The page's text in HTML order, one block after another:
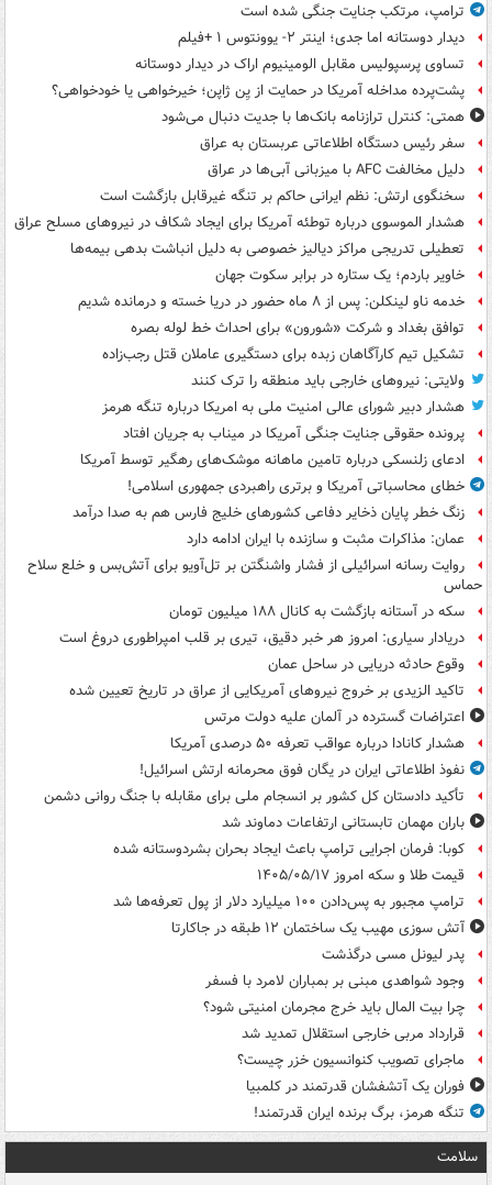
ترامپ، مرتکب جنایت جنگی شده است
دیدار دوستانه اما جدی؛ اینتر ۲- یوونتوس ۱ +فیلم
تساوی پرسپولیس مقابل الومینیوم اراک در دیدار دوستانه
پشت‌پرده مداخله آمریکا در حمایت از یِن ژاپن؛ خیرخواهی یا خودخواهی؟
همتی: کنترل ترازنامه بانک‌ها با جدیت دنبال می‌شود
سفر رئیس دستگاه اطلاعاتی عربستان به عراق
دلیل مخالفت AFC با میزبانی آبی‌ها در عراق
سخنگوی ارتش: نظم ایرانی حاکم بر تنگه غیرقابل بازگشت است
هشدار الموسوی درباره توطئه آمریکا برای ایجاد شکاف در نیروهای مسلح عراق
تعطیلی تدریجی مراکز دیالیز خصوصی به دلیل انباشت بدهی بیمه‌ها
خاویر باردم؛ یک ستاره در برابر سکوت جهان
خدمه ناو لینکلن: پس از ۸ ماه حضور در دریا خسته و درمانده‌ شدیم
توافق بغداد و شرکت «شورون» برای احداث خط لوله بصره
تشکیل تیم کارآگاهان زبده برای دستگیری عاملان قتل رجب‌زاده
ولایتی: نیروهای خارجی باید منطقه را ترک کنند
هشدار دبیر شورای عالی امنیت ملی به امریکا درباره تنگه هرمز
پرونده حقوقی جنایت جنگی آمریکا در میناب به جریان افتاد
ادعای زلنسکی درباره تامین ماهانه موشک‌های رهگیر توسط آمریکا
خطای محاسباتی آمریکا و برتری راهبردی جمهوری اسلامی!
زنگ خطر پایان ذخایر دفاعی کشورهای خلیج فارس هم به صدا درآمد
عمان: مذاکرات مثبت و سازنده با ایران ادامه دارد
روایت رسانه اسرائیلی از فشار واشنگتن بر تل‌آویو برای آتش‌بس و خلع سلاح
حماس
سکه در آستانه بازگشت به کانال ۱۸۸ میلیون تومان
دریادار سیاری: امروز هر خبر دقیق، تیری بر قلب امپراطوری دروغ است
وقوع حادثه دریایی در ساحل عمان
تاکید الزیدی بر خروج نیروهای آمریکایی از عراق در تاریخ تعیین شده
اعتراضات گسترده در آلمان علیه دولت مرتس
هشدار کانادا درباره عواقب تعرفه ۵۰ درصدی آمریکا
نفوذ اطلاعاتی ایران در یگان فوق محرمانه ارتش اسرائیل!
تأکید دادستان کل کشور بر انسجام ملی برای مقابله با جنگ روانی دشمن
باران مهمان تابستانی ارتفاعات دماوند شد
کوبا: فرمان اجرایی ترامپ باعث ایجاد بحران بشردوستانه شده
قیمت طلا و سکه امروز ۱۴۰۵/۰۵/۱۷
ترامپ مجبور به پس‌دادن ۱۰۰ میلیارد دلار از پول تعرفه‌ها شد
آتش سوزی مهیب یک ساختمان ۱۲ طبقه در جاکارتا
پدر لیونل مسی درگذشت
وجود شواهدی مبنی بر بمباران لامرد با فسفر
چرا بیت المال باید خرج مجرمان امنیتی شود؟
قرارداد مربی خارجی استقلال تمدید شد
ماجرای تصویب کنوانسیون خزر چیست؟
فوران یک آتشفشان قدرتمند در کلمبیا
تنگه هرمز، برگ برنده ایران قدرتمند!
سلامت